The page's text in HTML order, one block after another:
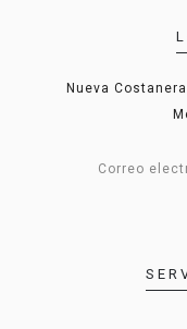
Nueva
Correo